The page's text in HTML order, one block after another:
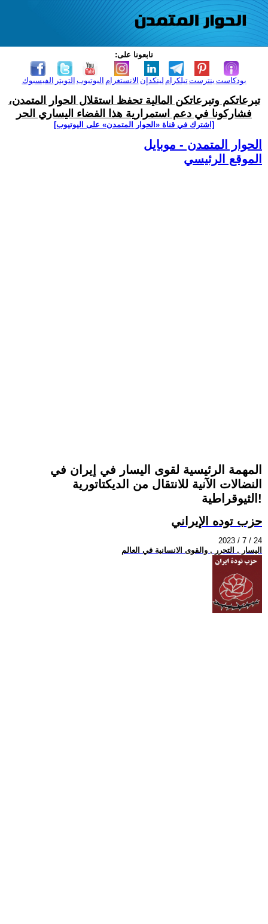
تابعونا على:
الفيسبوك التويتر اليوتيوب الانستغرام لينكدإن تيلكرامبنترست بودكاست
تبرعاتكم وتبرعاتكن المالية تحفظ استقلال الحوار المتمدن،
فشاركونا في دعم استمرارية هذا الفضاء اليساري الحر
[اشترك في قناة ‫«الحوار المتمدن» على اليوتيوب]
الحوار المتمدن - موبايل
الموقع الرئيسي
المهمة الرئيسية لقوى اليسار في إيران في
النضالات الآنية للانتقال من الديكتاتورية
الثيوقراطية!
حزب توده الإيراني
2023 / 7 / 24
اليسار , التحرر , والقوى الانسانية في العالم